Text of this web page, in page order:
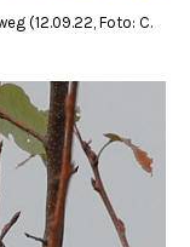
(12.09.22, Foto: C.